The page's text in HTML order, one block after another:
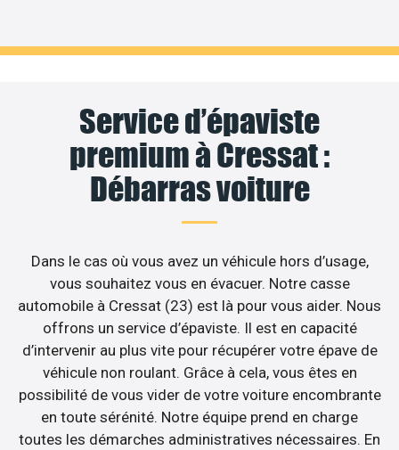
Service d’épaviste
premium à Cressat :
Débarras voiture
Dans le cas où vous avez un véhicule hors d’usage,
vous souhaitez vous en évacuer. Notre casse
automobile à Cressat (23) est là pour vous aider. Nous
offrons un service d’épaviste. Il est en capacité
d’intervenir au plus vite pour récupérer votre épave de
véhicule non roulant. Grâce à cela, vous êtes en
possibilité de vous vider de votre voiture encombrante
en toute sérénité. Notre équipe prend en charge
toutes les démarches administratives nécessaires. En